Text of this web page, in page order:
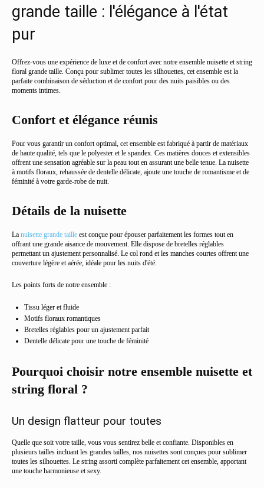
grande taille : l'élégance à l'état
pur
Offrez-vous une expérience de luxe et de confort avec notre ensemble nuisette et string
floral grande taille. Conçu pour sublimer toutes les silhouettes, cet ensemble est la
parfaite combinaison de séduction et de confort pour des nuits paisibles ou des
moments intimes.
Confort et élégance réunis
Pour vous garantir un confort optimal, cet ensemble est fabriqué à partir de matériaux
de haute qualité, tels que le polyester et le spandex. Ces matières douces et extensibles
offrent une sensation agréable sur la peau tout en assurant une belle tenue. La nuisette
à motifs floraux, rehaussée de dentelle délicate, ajoute une touche de romantisme et de
féminité à votre garde-robe de nuit.
Détails de la nuisette
La nuisette grande taille est conçue pour épouser parfaitement les formes tout en
offrant une grande aisance de mouvement. Elle dispose de bretelles réglables
permettant un ajustement personnalisé. Le col rond et les manches courtes offrent une
couverture légère et aérée, idéale pour les nuits d'été.
Les points forts de notre ensemble :
Tissu léger et fluide
Motifs floraux romantiques
Bretelles réglables pour un ajustement parfait
Dentelle délicate pour une touche de féminité
Pourquoi choisir notre ensemble nuisette et
string floral ?
Un design flatteur pour toutes
Quelle que soit votre taille, vous vous sentirez belle et confiante. Disponibles en
plusieurs tailles incluant les grandes tailles, nos nuisettes sont conçues pour sublimer
toutes les silhouettes. Le string assorti complète parfaitement cet ensemble, apportant
une touche harmonieuse et sexy.